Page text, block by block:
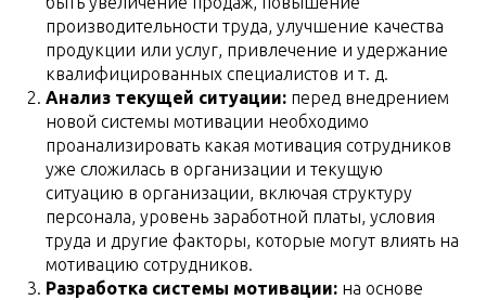
производительности труда, улучшение качества
продукции или услуг, привлечение и удержание
квалифицированных специалистов и т. д.
Анализ текущей ситуации: перед внедрением
новой системы мотивации необходимо
проанализировать какая мотивация сотрудников
уже сложилась в организации и текущую
ситуацию в организации, включая структуру
персонала, уровень заработной платы, условия
труда и другие факторы, которые могут влиять на
мотивацию сотрудников.
Разработка системы мотивации: на основе